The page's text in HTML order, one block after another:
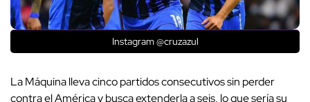
Instagram @cruzazul
La Máquina lleva cinco partidos consecutivos sin perder
contra el América y busca extenderla a seis, lo que sería su